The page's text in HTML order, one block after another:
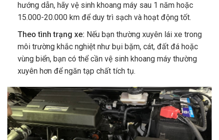
hướng dẫn, hãy vệ sinh khoang máy sau 1 năm hoặc
15.000-20.000 km để duy trì sạch và hoạt động tốt.
Theo tình trạng xe: Nếu bạn thường xuyên lái xe trong
môi trường khắc nghiệt như bụi bặm, cát, đất đá hoặc
vùng biển, bạn có thể cần vệ sinh khoang máy thường
xuyên hơn để ngăn tạp chất tích tụ.